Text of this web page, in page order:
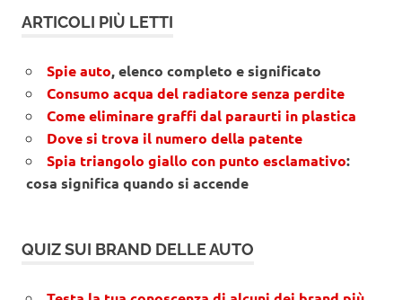
ARTICOLI PIÙ LETTI
Spie auto, elenco completo e significato
Consumo acqua del radiatore senza perdite
Come eliminare graffi dal paraurti in plastica
Dove si trova il numero della patente
Spia triangolo giallo con punto esclamativo:
cosa significa quando si accende
QUIZ SUI BRAND DELLE AUTO